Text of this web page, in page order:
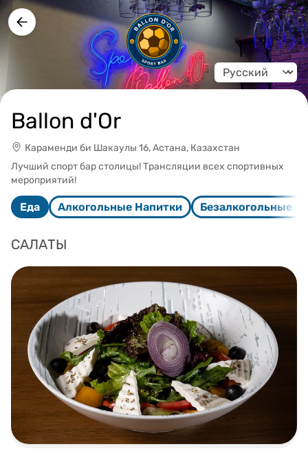
Change language
Ballon d'Or
Караменди би Шакаулы 16, Астана, Казахстан
Лучший спорт бар столицы! Трансляции всех спортивных
мероприятий!
Еда Алкогольные Напитки Безалкогольные
САЛАТЫ